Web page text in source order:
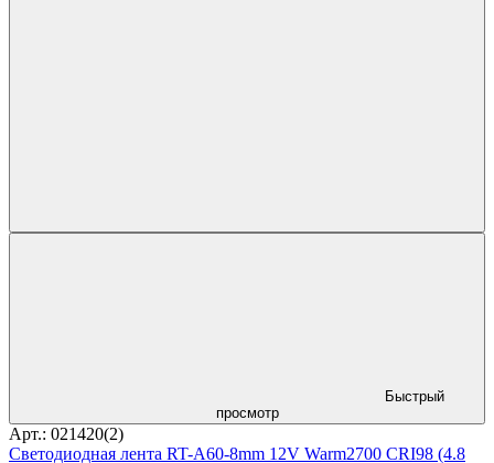
Быстрый
просмотр
Арт.: 021420(2)
Светодиодная лента RT-A60-8mm 12V Warm2700 CRI98 (4.8